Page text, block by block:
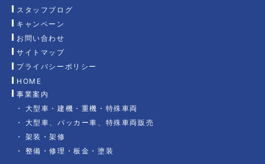
HOME
事業案内
大型車・建機・重機・特殊車両
大型車、パッカー車、特殊車両販売
架装・架修
整備・修理・板金・塗装
スタッフブログ
キャンペーン
お問い合わせ
サイトマップ
プライバシーポリシー